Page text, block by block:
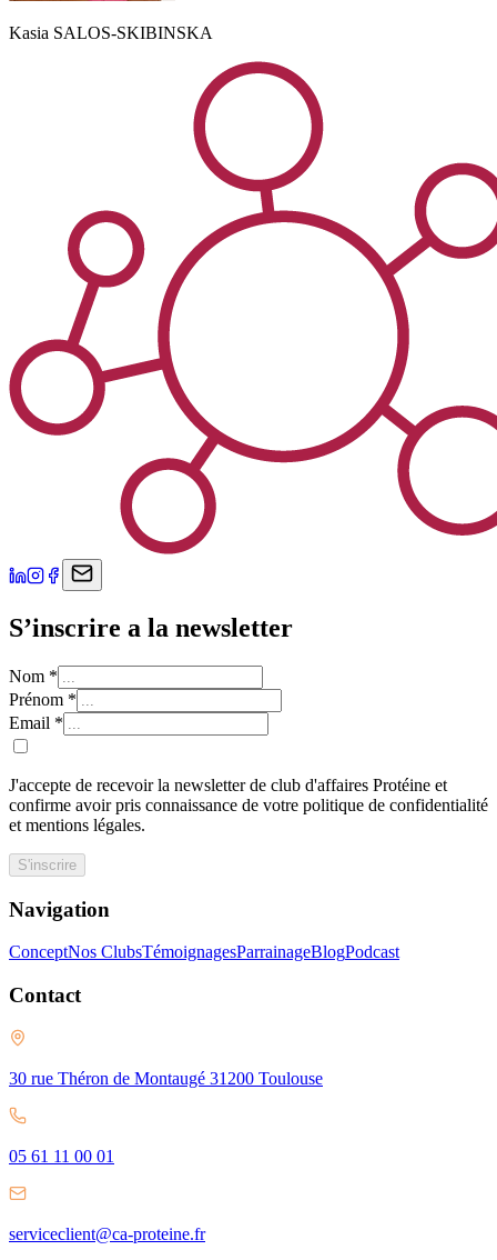
Kasia SALOS-SKIBINSKA
S’inscrire a la newsletter
Nom *
Prénom *
Email *
J'accepte de recevoir la newsletter de club d'affaires Protéine et
confirme avoir pris connaissance de votre politique de confidentialité
et mentions légales.
S'inscrire
Navigation
ConceptNos ClubsTémoignagesParrainageBlogPodcast
Contact
30 rue Théron de Montaugé 31200 Toulouse
05 61 11 00 01
serviceclient@ca-proteine.fr